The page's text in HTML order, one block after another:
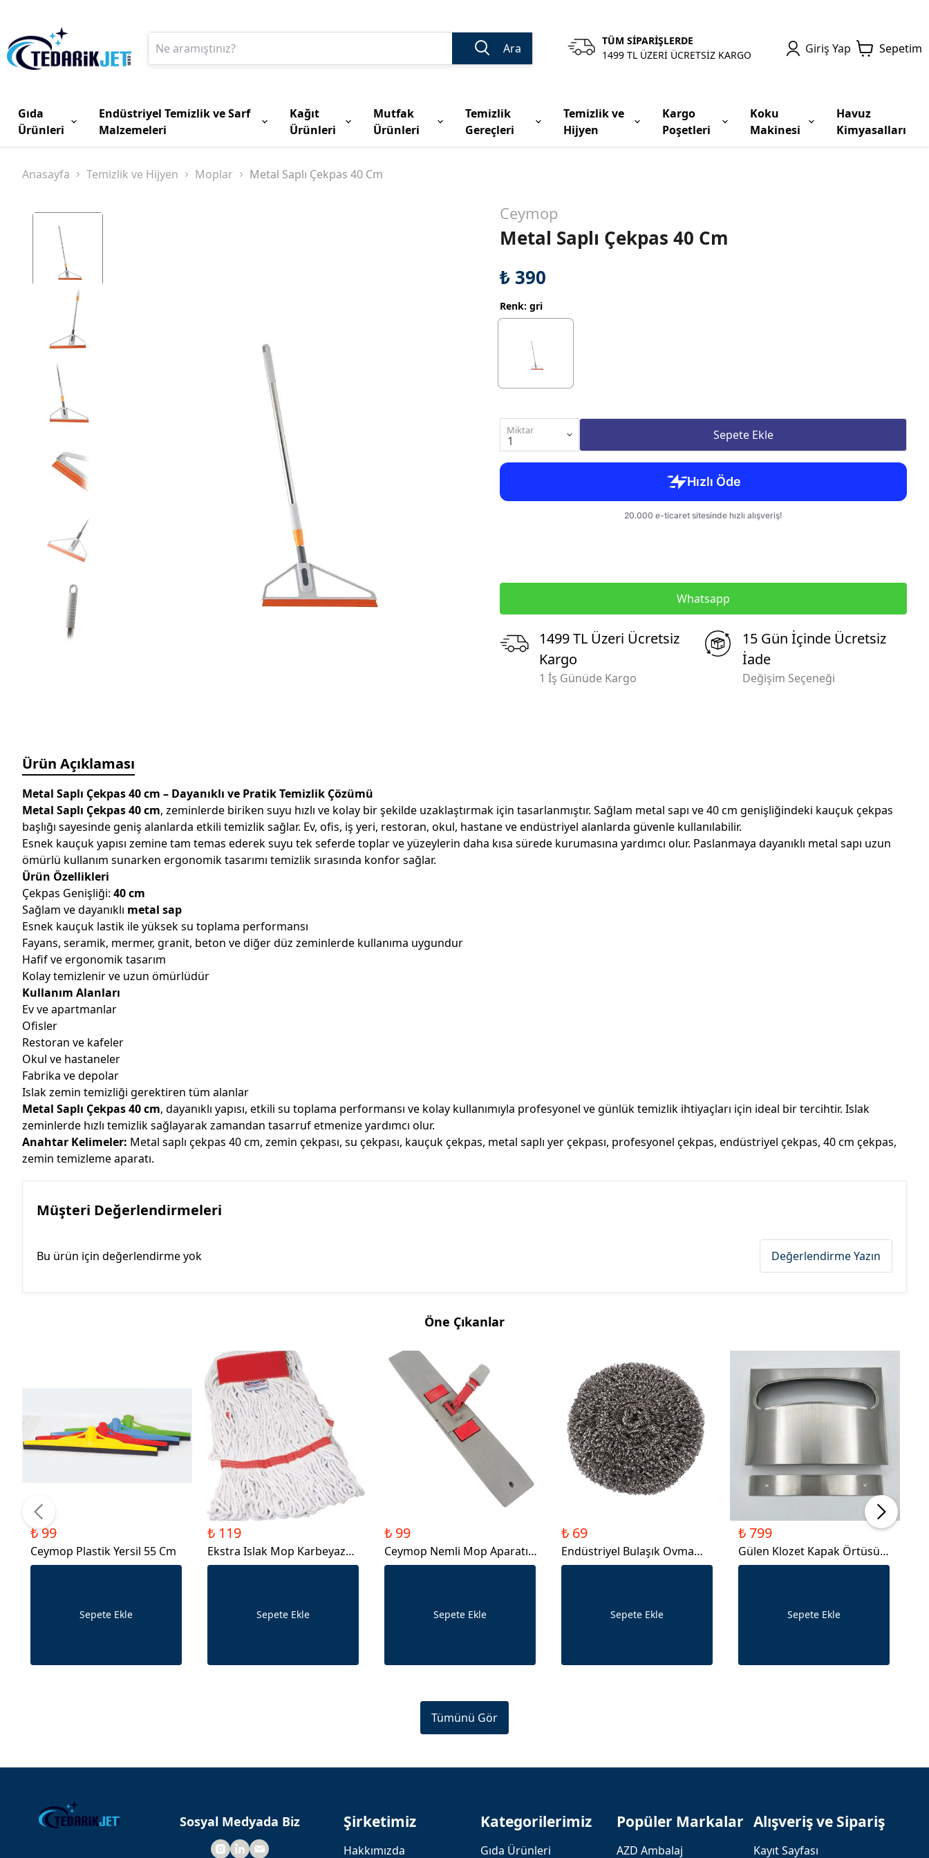
Ara
TÜM SİPARİŞLERDE
1499 TL ÜZERİ ÜCRETSİZ KARGO
Giriş Yap Sepetim
Gıda
Ürünleri
Endüstriyel Temizlik ve Sarf
Malzemeleri
Kağıt
Ürünleri
Mutfak
Ürünleri
Temizlik
Gereçleri
Temizlik ve
Hijyen
Kargo
Poşetleri
Koku
Makinesi
Havuz
Kimyasalları
Anasayfa Temizlik ve Hijyen Moplar Metal Saplı Çekpas 40 Cm
Ceymop
Metal Saplı Çekpas 40 Cm
₺ 390
Renk:gri
Miktar Sepete Ekle
Whatsapp
1499 TL Üzeri Ücretsiz
Kargo
1 İş Günüde Kargo
15 Gün İçinde Ücretsiz
İade
Değişim Seçeneği
Ürün Açıklaması
Metal Saplı Çekpas 40 cm – Dayanıklı ve Pratik Temizlik Çözümü
Metal Saplı Çekpas 40 cm, zeminlerde biriken suyu hızlı ve kolay bir şekilde uzaklaştırmak için tasarlanmıştır. Sağlam metal sapı ve 40 cm genişliğindeki kauçuk çekpas
başlığı sayesinde geniş alanlarda etkili temizlik sağlar. Ev, ofis, iş yeri, restoran, okul, hastane ve endüstriyel alanlarda güvenle kullanılabilir.
Esnek kauçuk yapısı zemine tam temas ederek suyu tek seferde toplar ve yüzeylerin daha kısa sürede kurumasına yardımcı olur. Paslanmaya dayanıklı metal sapı uzun
ömürlü kullanım sunarken ergonomik tasarımı temizlik sırasında konfor sağlar.
Ürün Özellikleri
Çekpas Genişliği: 40 cm
Sağlam ve dayanıklı metal sap
Esnek kauçuk lastik ile yüksek su toplama performansı
Fayans, seramik, mermer, granit, beton ve diğer düz zeminlerde kullanıma uygundur
Hafif ve ergonomik tasarım
Kolay temizlenir ve uzun ömürlüdür
Kullanım Alanları
Ev ve apartmanlar
Ofisler
Restoran ve kafeler
Okul ve hastaneler
Fabrika ve depolar
Islak zemin temizliği gerektiren tüm alanlar
Metal Saplı Çekpas 40 cm, dayanıklı yapısı, etkili su toplama performansı ve kolay kullanımıyla profesyonel ve günlük temizlik ihtiyaçları için ideal bir tercihtir. Islak
zeminlerde hızlı temizlik sağlayarak zamandan tasarruf etmenize yardımcı olur.
Anahtar Kelimeler: Metal saplı çekpas 40 cm, zemin çekpası, su çekpası, kauçuk çekpas, metal saplı yer çekpası, profesyonel çekpas, endüstriyel çekpas, 40 cm çekpas,
zemin temizleme aparatı.
Müşteri Değerlendirmeleri
Bu ürün için değerlendirme yok Değerlendirme Yazın
Öne Çıkanlar
₺ 99
Ceymop Plastik Yersil 55 Cm
Sepete Ekle
₺ 119
Ekstra Islak Mop Karbeyaz
Dar Ceymop - Kırmızı Renk
Sepete Ekle
₺ 99
Ceymop Nemli Mop Aparatı
Palet 50 Cm
Sepete Ekle
₺ 69
Endüstriyel Bulaşık Ovma
Top Teli
Sepete Ekle
₺ 799
Gülen Klozet Kapak Örtüsü
Aparatı
Sepete Ekle
Tümünü Gör
Sosyal Medyada Biz Şirketimiz
Hakkımızda
Kategorilerimiz
Gıda Ürünleri
Popüler Markalar
AZD Ambalaj
Alışveriş ve Sipariş
Kayıt Sayfası